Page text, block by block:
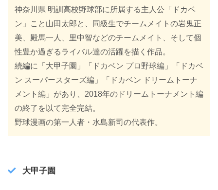
神奈川県 明訓高校野球部に所属する主人公「ドカベ
ン」こと山田太郎と、同級生でチームメイトの岩鬼正
美、殿馬一人、里中智などのチームメイト、そして個
性豊か過ぎるライバル達の活躍を描く作品。
続編に「大甲子園」「ドカベン プロ野球編」「ドカベ
ン スーパースターズ編」「ドカベン ドリームトーナ
メント編」があり、2018年のドリームトーナメント編
の終了を以て完全完結。
野球漫画の第一人者・水島新司の代表作。
大甲子園